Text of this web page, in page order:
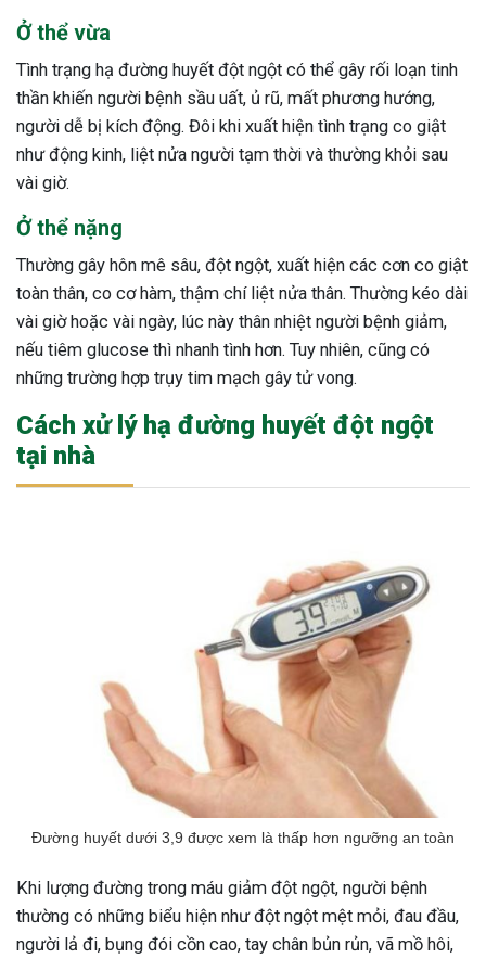
sau sinh là tình trạng viêm da
phổ biến, khiến đôi bàn tay,
của chị em trở nên khô...
Ở thể vừa
Tình trạng hạ đường huyết đột ngột có thể gây rối loạn tinh
thần khiến người bệnh sầu uất, ủ rũ, mất phương hướng,
người dễ bị kích động. Đôi khi xuất hiện tình trạng co giật
như động kinh, liệt nửa người tạm thời và thường khỏi sau
vài giờ.
Ở thể nặng
Thường gây hôn mê sâu, đột ngột, xuất hiện các cơn co giật
toàn thân, co cơ hàm, thậm chí liệt nửa thân. Thường kéo dài
vài giờ hoặc vài ngày, lúc này thân nhiệt người bệnh giảm,
nếu tiêm glucose thì nhanh tình hơn. Tuy nhiên, cũng có
những trường hợp trụy tim mạch gây tử vong.
Cách xử lý hạ đường huyết đột ngột
tại nhà
Đường huyết dưới 3,9 được xem là thấp hơn ngưỡng an toàn
Khi lượng đường trong máu giảm đột ngột, người bệnh
thường có những biểu hiện như đột ngột mệt mỏi, đau đầu,
người lả đi, bụng đói cồn cao, tay chân bủn rủn, vã mồ hôi,